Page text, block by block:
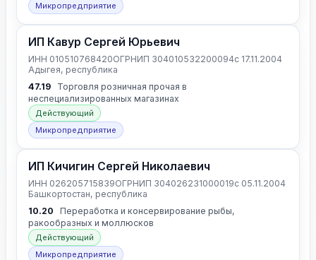
Микропредприятие
ИП Кавур Сергей Юрьевич
ИНН 010510768420ОГРНИП 304010532200094с 17.11.2004
Адыгея, республика
47.19
Торговля розничная прочая в
неспециализированных магазинах
Действующий
Микропредприятие
ИП Кичигин Сергей Николаевич
ИНН 026205715839ОГРНИП 304026231000019с 05.11.2004
Башкортостан, республика
10.20
Переработка и консервирование рыбы,
ракообразных и моллюсков
Действующий
Микропредприятие